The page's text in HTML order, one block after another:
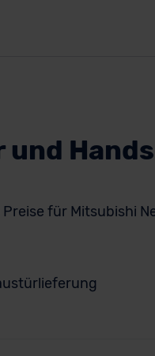
Preise für Mitsubishi